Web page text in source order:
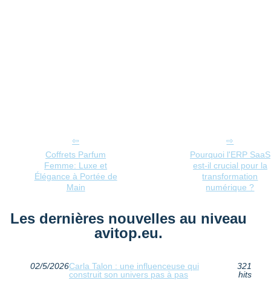
Coffrets Parfum
Femme: Luxe et
Élégance à Portée de
Main
Pourquoi l'ERP SaaS
est-il crucial pour la
transformation
numérique ?
Les dernières nouvelles au niveau
avitop.eu.
02/5/2026Carla Talon : une influenceuse qui
construit son univers pas à pas
321
hits